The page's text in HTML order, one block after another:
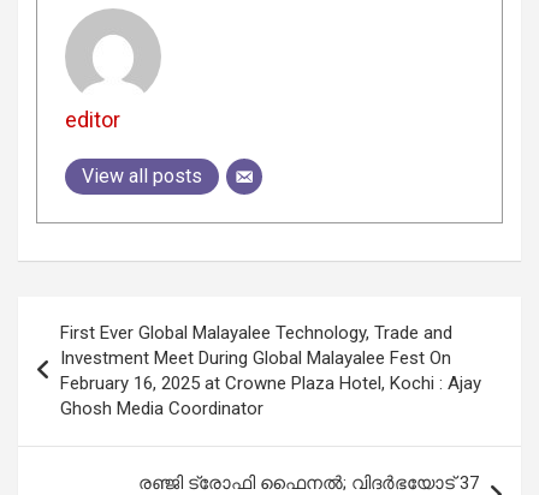
editor
View all posts
navigation
First Ever Global Malayalee Technology, Trade and
Investment Meet During Global Malayalee Fest On
February 16, 2025 at Crowne Plaza Hotel, Kochi : Ajay
Ghosh Media Coordinator
രഞ്ജി ട്രോഫി ഫൈനൽ; വിദർഭയോട് 37